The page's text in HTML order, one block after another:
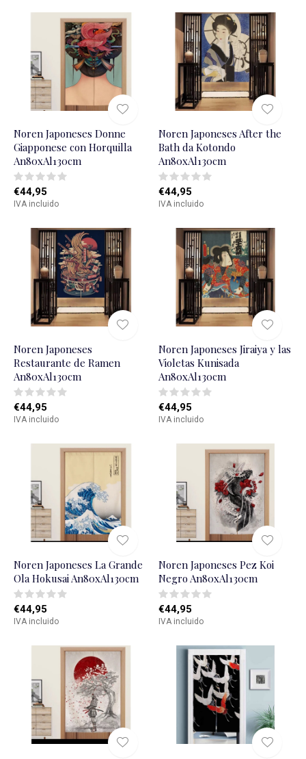
Noren Japoneses Donne
Giapponese con Horquilla
An80xAl130cm
€44,95
IVA incluido
Noren Japoneses After the
Bath da Kotondo
An80xAl130cm
€44,95
IVA incluido
Noren Japoneses
Restaurante de Ramen
An80xAl130cm
€44,95
IVA incluido
Noren Japoneses Jiraiya y las
Violetas Kunisada
An80xAl130cm
€44,95
IVA incluido
Noren Japoneses La Grande
Ola Hokusai An80xAl130cm
€44,95
IVA incluido
Noren Japoneses Pez Koi
Negro An80xAl130cm
€44,95
IVA incluido